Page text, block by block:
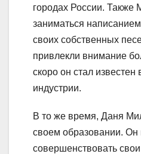
городах России. Также
заниматься
своих собственных
привлекли внимание
скоро он стал известен
индустрии.
В то же время, Даня
своем образовании.
совершенствовать